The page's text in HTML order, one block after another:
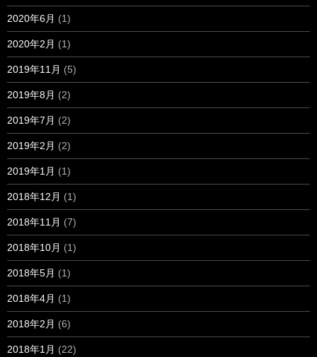
2020年6月 (1)
2020年2月 (1)
2019年11月 (5)
2019年8月 (2)
2019年7月 (2)
2019年2月 (2)
2019年1月 (1)
2018年12月 (1)
2018年11月 (7)
2018年10月 (1)
2018年5月 (1)
2018年4月 (1)
2018年2月 (6)
2018年1月 (22)